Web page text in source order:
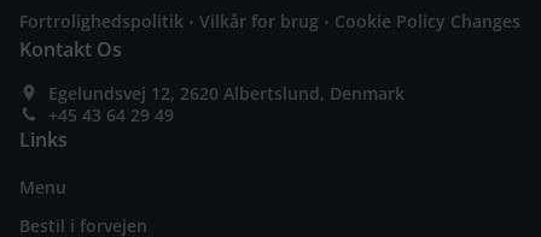
Fortrolighedspolitik . Vilkår for brug . Cookie Policy Changes
Kontakt Os
Egelundsvej 12, 2620 Albertslund, Denmark
+45 43 64 29 49
Links
Menu
Bestil i forvejen